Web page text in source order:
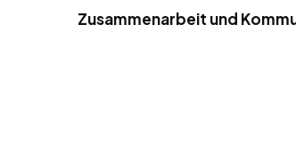
Zusammenarbeit und